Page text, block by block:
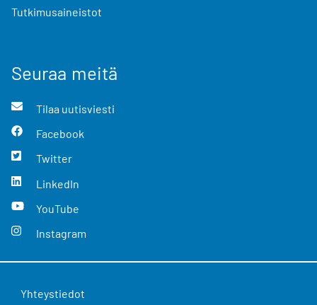
Tutkimusaineistot
Seuraa meitä
Tilaa uutisviesti
Facebook
Twitter
LinkedIn
YouTube
Instagram
Yhteystiedot